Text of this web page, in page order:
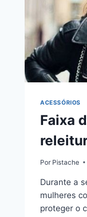
ACESSÓRIOS
Faixa
Por Pistache
Durante a
mulheres
proteger o